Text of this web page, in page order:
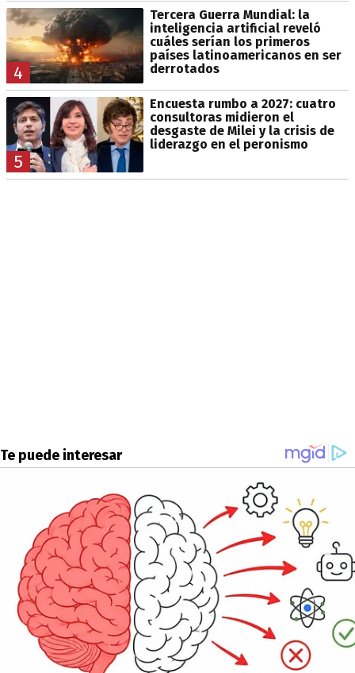
4
Tercera Guerra Mundial: la
inteligencia artificial reveló
cuáles serían los primeros
países latinoamericanos en ser
derrotados
5
Encuesta rumbo a 2027: cuatro
consultoras midieron el
desgaste de Milei y la crisis de
liderazgo en el peronismo